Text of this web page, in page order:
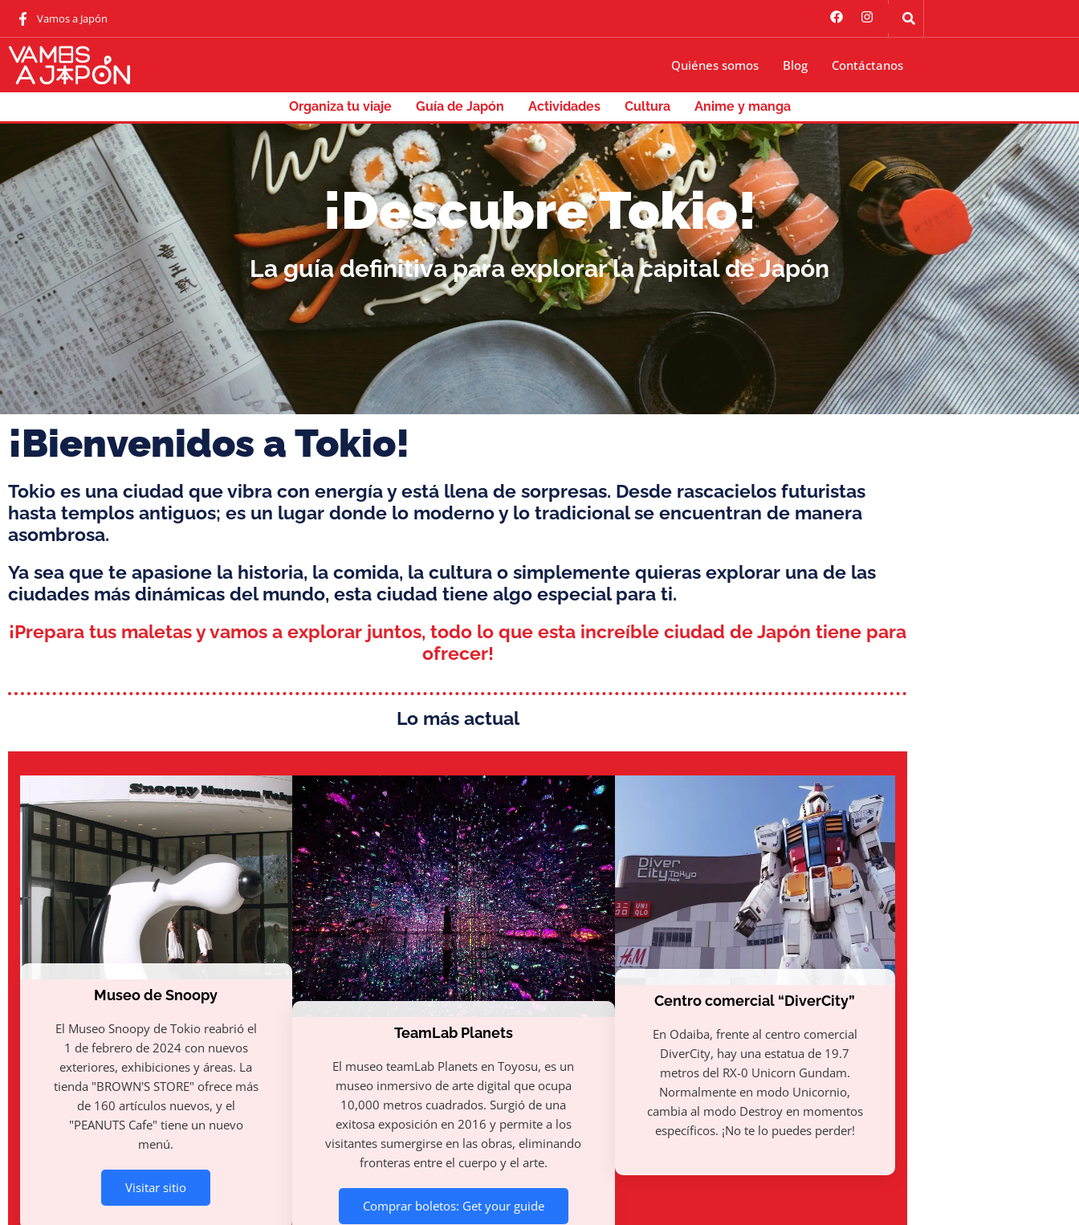
Vamos a Japón
Quiénes somos Blog Contáctanos
Organiza tu viaje Guía de Japón Actividades Cultura Anime y manga
¡Descubre Tokio!
La guía definitiva para explorar la capital de Japón
¡Bienvenidos a Tokio!
Tokio es una ciudad que vibra con energía y está llena de sorpresas. Desde rascacielos futuristas
hasta templos antiguos; es un lugar donde lo moderno y lo tradicional se encuentran de manera
asombrosa.
Ya sea que te apasione la historia, la comida, la cultura o simplemente quieras explorar una de las
ciudades más dinámicas del mundo, esta ciudad tiene algo especial para ti.
¡Prepara tus maletas y vamos a explorar juntos, todo lo que esta increíble ciudad de Japón tiene para
ofrecer!
Lo más actual
Museo de Snoopy
El Museo Snoopy de Tokio reabrió el
1 de febrero de 2024 con nuevos
exteriores, exhibiciones y áreas. La
tienda "BROWN'S STORE" ofrece más
de 160 artículos nuevos, y el
"PEANUTS Cafe" tiene un nuevo
menú.
Visitar sitio
TeamLab Planets
El museo teamLab Planets en Toyosu, es un
museo inmersivo de arte digital que ocupa
10,000 metros cuadrados. Surgió de una
exitosa exposición en 2016 y permite a los
visitantes sumergirse en las obras, eliminando
fronteras entre el cuerpo y el arte.
Comprar boletos: Get your guide
Centro comercial “DiverCity”
En Odaiba, frente al centro comercial
DiverCity, hay una estatua de 19.7
metros del RX-0 Unicorn Gundam.
Normalmente en modo Unicornio,
cambia al modo Destroy en momentos
específicos. ¡No te lo puedes perder!